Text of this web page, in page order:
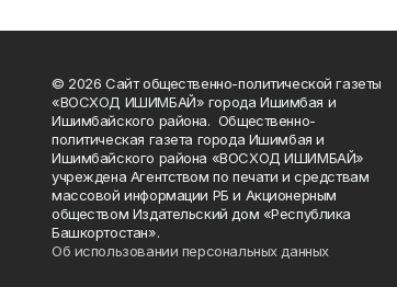
© 2026 Сайт общественно-политической газеты
«ВОСХОД ИШИМБАЙ» города Ишимбая и
Ишимбайского района. Общественно-
политическая газета города Ишимбая и
Ишимбайского района «ВОСХОД ИШИМБАЙ»
учреждена Агентством по печати и средствам
массовой информации РБ и Акционерным
обществом Издательский дом «Республика
Башкортостан».
Об использовании персональных данных